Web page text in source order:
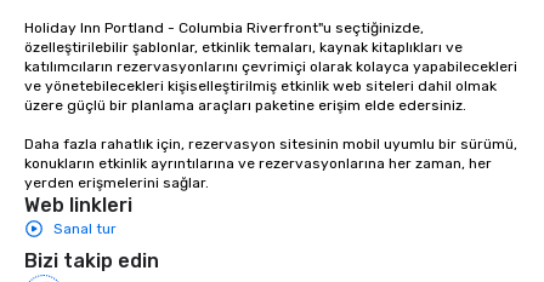
Holiday Inn Portland - Columbia Riverfront"u seçtiğinizde,
özelleştirilebilir şablonlar, etkinlik temaları, kaynak kitaplıkları ve
katılımcıların rezervasyonlarını çevrimiçi olarak kolayca yapabilecekleri
ve yönetebilecekleri kişiselleştirilmiş etkinlik web siteleri dahil olmak
üzere güçlü bir planlama araçları paketine erişim elde edersiniz.
Daha fazla rahatlık için, rezervasyon sitesinin mobil uyumlu bir sürümü,
konukların etkinlik ayrıntılarına ve rezervasyonlarına her zaman, her
yerden erişmelerini sağlar.
Web linkleri
Sanal tur
Bizi takip edin